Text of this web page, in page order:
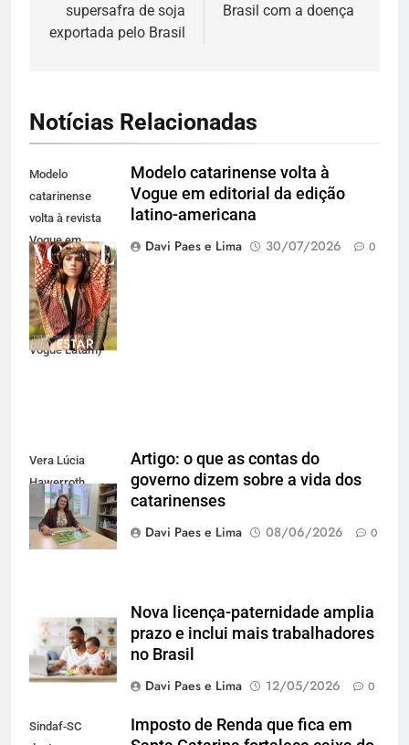
supersafra de soja
exportada pelo Brasil
Brasil com a doença
Notícias Relacionadas
Modelo
catarinense
volta à revista
Vogue em
editorial para a
edição latino-
americana
(Divulgação
Vogue Latam)
Modelo catarinense volta à
Vogue em editorial da edição
latino-americana
Davi Paes e Lima
30/07/2026 0
Vera Lúcia
Hawerroth
Santana
Artigo: o que as contas do
governo dizem sobre a vida dos
catarinenses
Davi Paes e Lima
08/06/2026 0
Nova licença-paternidade amplia
prazo e inclui mais trabalhadores
no Brasil
Davi Paes e Lima
12/05/2026 0
Sindaf-SC
Imposto de Renda que fica em